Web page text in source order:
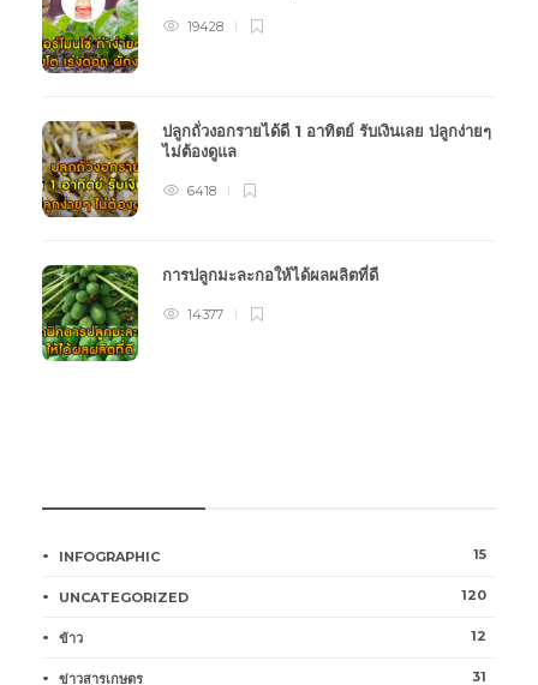
19428
ปลูกถั่วงอกรายได้ดี 1 อาทิตย์ รับเงินเลย ปลูกง่ายๆ
ไม่ต้องดูแล
6418
การปลูกมะละกอให้ได้ผลผลิตที่ดี
14377
INFOGRAPHIC 15
UNCATEGORIZED 120
ข้าว 12
ข่าวสารเกษตร 31